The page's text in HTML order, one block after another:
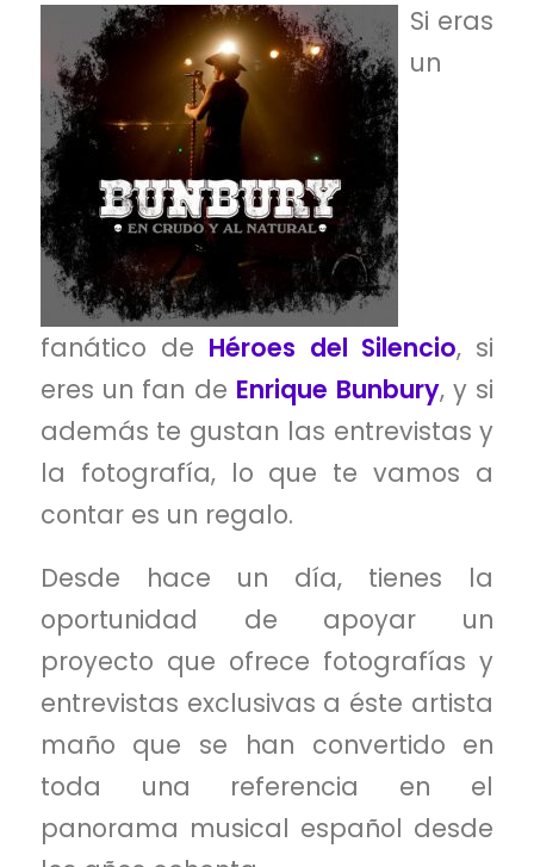
Si eras
un
fanático de Héroes del Silencio, si
eres un fan de Enrique Bunbury, y si
además te gustan las entrevistas y
la fotografía, lo que te vamos a
contar es un regalo.
Desde hace un día, tienes la
oportunidad de apoyar un
proyecto que ofrece fotografías y
entrevistas exclusivas a éste artista
maño que se han convertido en
toda una referencia en el
panorama musical español desde